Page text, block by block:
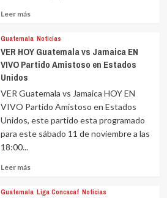
Leer másLeer
sobre
Guatemala Noticias
VER HOY Guatemala vs Jamaica EN
VIVO Partido Amistoso en Estados
Unidos
VER Guatemala vs Jamaica HOY EN
VIVO Partido Amistoso en Estados
Unidos, este partido esta programado
para este sábado 11 de noviembre a las
18:00...
Leer másLeer
sobre
Guatemala Liga Concacaf Noticias